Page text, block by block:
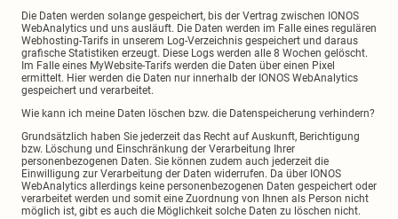
Die Daten werden solange gespeichert, bis der Vertrag zwischen IONOS
WebAnalytics und uns ausläuft. Die Daten werden im Falle eines regulären
Webhosting-Tarifs in unserem Log-Verzeichnis gespeichert und daraus
grafische Statistiken erzeugt. Diese Logs werden alle 8 Wochen gelöscht.
Im Falle eines MyWebsite-Tarifs werden die Daten über einen Pixel
ermittelt. Hier werden die Daten nur innerhalb der IONOS WebAnalytics
gespeichert und verarbeitet.
Wie kann ich meine Daten löschen bzw. die Datenspeicherung verhindern?
Grundsätzlich haben Sie jederzeit das Recht auf Auskunft, Berichtigung
bzw. Löschung und Einschränkung der Verarbeitung Ihrer
personenbezogenen Daten. Sie können zudem auch jederzeit die
Einwilligung zur Verarbeitung der Daten widerrufen. Da über IONOS
WebAnalytics allerdings keine personenbezogenen Daten gespeichert oder
verarbeitet werden und somit eine Zuordnung von Ihnen als Person nicht
möglich ist, gibt es auch die Möglichkeit solche Daten zu löschen nicht.